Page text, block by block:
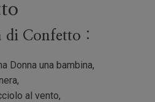
di Confetto :
Donna una bambina,
al vento,